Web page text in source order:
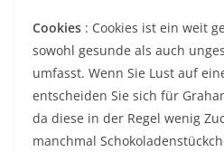
Cookies : Cookies ist ein weit
sowohl gesunde als auch
umfasst. Wenn Sie Lust auf
entscheiden Sie sich für
da diese in der Regel wenig
manchmal